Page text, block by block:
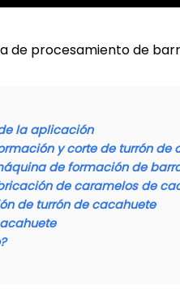
de procesamiento de
la aplicación
y corte de turrón de
de formación de
de caramelos de
de turrón de cacahuete